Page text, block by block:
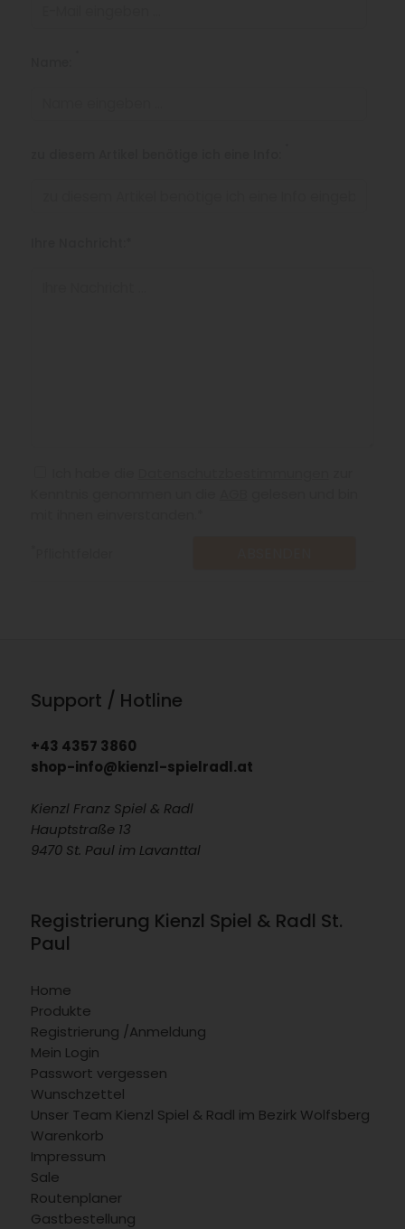
Support / Hotline
+43 4357 3860
shop-info@kienzl-spielradl.at
Kienzl Franz Spiel & Radl
Hauptstraße 13
9470 St. Paul im Lavanttal
Registrierung Kienzl Spiel & Radl St.
Paul
Home
Produkte
Registrierung /Anmeldung
Mein Login
Passwort vergessen
Wunschzettel
Unser Team Kienzl Spiel & Radl im Bezirk Wolfsberg
Warenkorb
Impressum
Sale
Routenplaner
Gastbestellung